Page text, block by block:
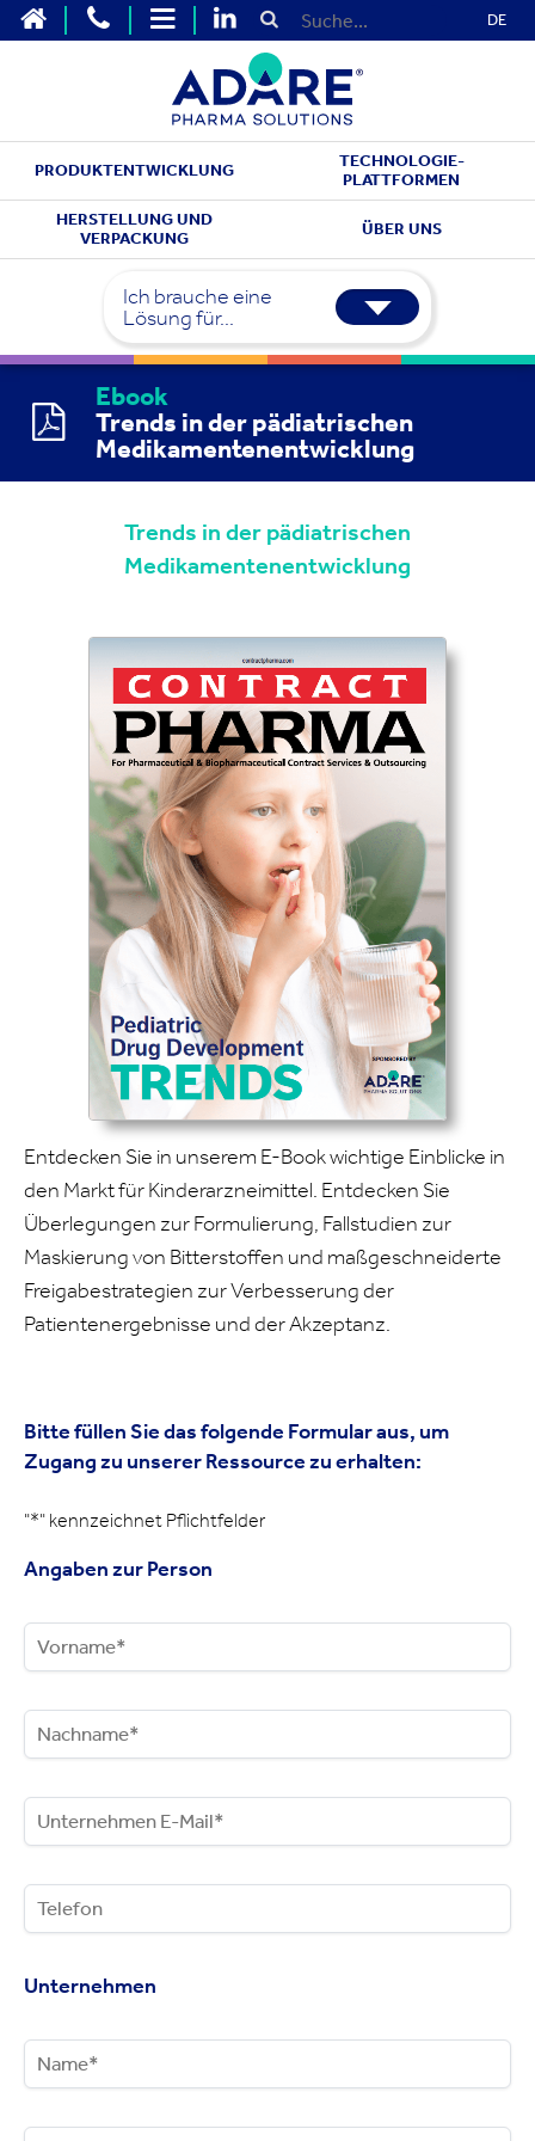
DE
PRODUKTENTWICKLUNG
TECHNOLOGIE-
PLATTFORMEN
HERSTELLUNG UND
VERPACKUNG
ÜBER UNS
Ich brauche eine
Lösung für...
Ebook
Trends in der pädiatrischen
Medikamentenentwicklung
Trends in der pädiatrischen
Medikamentenentwicklung
Entdecken Sie in unserem E-Book wichtige Einblicke in
den Markt für Kinderarzneimittel. Entdecken Sie
Überlegungen zur Formulierung, Fallstudien zur
Maskierung von Bitterstoffen und maßgeschneiderte
Freigabestrategien zur Verbesserung der
Patientenergebnisse und der Akzeptanz.
Bitte füllen Sie das folgende Formular aus, um
Zugang zu unserer Ressource zu erhalten:
"*" kennzeichnet Pflichtfelder
Angaben zur Person
Unternehmen